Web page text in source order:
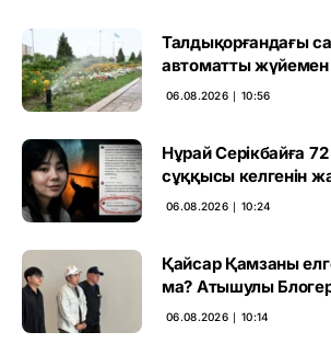
Талдықорғандағы
автоматты
06.08.2026 ∣ 10:56
Нұрай Серікбайға
сұққысы келгенін
ұсталды
06.08.2026 ∣ 10:24
Қайсар Қамзаны
ма? Атышулы
әуежайында көзге
06.08.2026 ∣ 10:14